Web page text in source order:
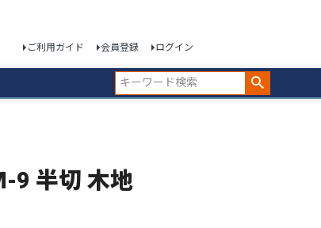
ご利用ガイド 会員登録 ログイン
9 半切 木地